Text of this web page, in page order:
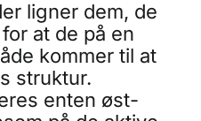
ligner dem, de
at de på en
kommer til at
struktur.
enten øst-